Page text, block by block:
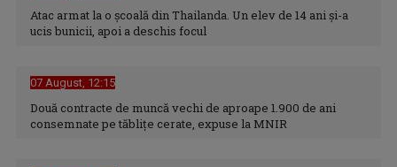
Atac armat la o școală din Thailanda. Un elev de 14 ani și-a
ucis bunicii, apoi a deschis focul
07 August, 12:15
Două contracte de muncă vechi de aproape 1.900 de ani
consemnate pe tăblițe cerate, expuse la MNIR